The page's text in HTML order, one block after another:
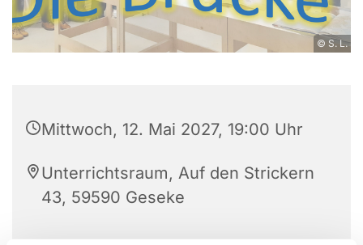
© S. L.
Mittwoch, 12. Mai 2027, 19:00 Uhr
Unterrichtsraum, Auf den Strickern
43, 59590 Geseke